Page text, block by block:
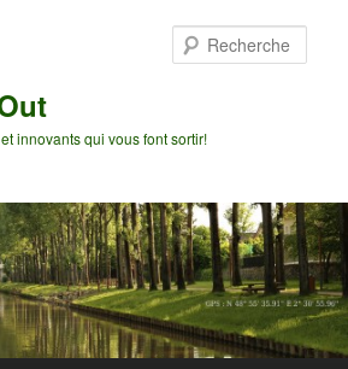
innovants qui vous font sortir!